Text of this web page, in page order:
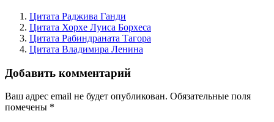
Цитата Раджива Ганди
Цитата Хорхе Луиса Борхеса
Цитата Рабиндраната Тагора
Цитата Владимира Ленина
Добавить комментарий
Ваш адрес email не будет опубликован. Обязательные поля
помечены *